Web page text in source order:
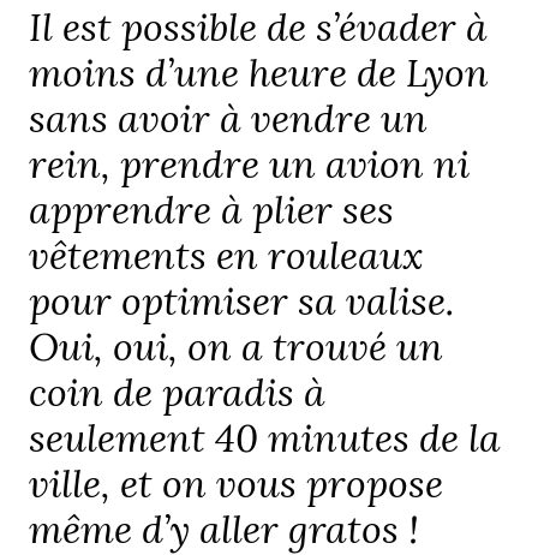
Il est possible de s’évader à
moins d’une heure de Lyon
sans avoir à vendre un
rein, prendre un avion ni
apprendre à plier ses
vêtements en rouleaux
pour optimiser sa valise.
Oui, oui, on a trouvé un
coin de paradis à
seulement 40 minutes de la
ville, et on vous propose
même d’y aller gratos !